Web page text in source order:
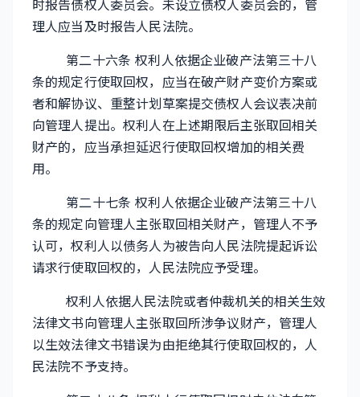
时报告债权人委员会。未设立债权人委员会的，管
理人应当及时报告人民法院。
第二十六条 权利人依据企业破产法第三十八
条的规定行使取回权，应当在破产财产变价方案或
者和解协议、重整计划草案提交债权人会议表决前
向管理人提出。权利人在上述期限后主张取回相关
财产的，应当承担延迟行使取回权增加的相关费
用。
第二十七条 权利人依据企业破产法第三十八
条的规定向管理人主张取回相关财产，管理人不予
认可，权利人以债务人为被告向人民法院提起诉讼
请求行使取回权的，人民法院应予受理。
权利人依据人民法院或者仲裁机关的相关生效
法律文书向管理人主张取回所涉争议财产，管理人
以生效法律文书错误为由拒绝其行使取回权的，人
民法院不予支持。